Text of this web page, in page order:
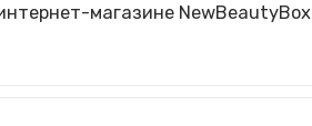
магазине NewBeautyBox